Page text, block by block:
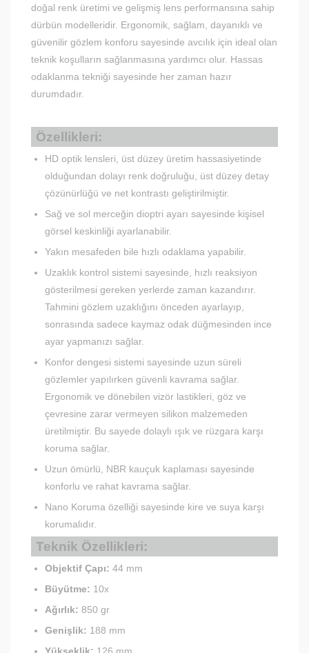
doğal renk üretimi ve gelişmiş lens performansına sahip
dürbün modelleridir. Ergonomik, sağlam, dayanıklı ve
güvenilir gözlem konforu sayesinde avcılık için ideal olan
teknik koşulların sağlanmasına yardımcı olur. Hassas
odaklanma tekniği sayesinde her zaman hazır
durumdadır.
Özellikleri:
HD optik lensleri, üst düzey üretim hassasiyetinde
olduğundan dolayı renk doğruluğu, üst düzey detay
çözünürlüğü ve net kontrastı geliştirilmiştir.
Sağ ve sol merceğin dioptri ayarı sayesinde kişisel
görsel keskinliği ayarlanabilir.
Yakın mesafeden bile hızlı odaklama yapabilir.
Uzaklık kontrol sistemi sayesinde, hızlı reaksiyon
gösterilmesi gereken yerlerde zaman kazandırır.
Tahmini gözlem uzaklığını önceden ayarlayıp,
sonrasında sadece kaymaz odak düğmesinden ince
ayar yapmanızı sağlar.
Konfor dengesi sistemi sayesinde uzun süreli
gözlemler yapılırken güvenli kavrama sağlar.
Ergonomik ve dönebilen vizör lastikleri, göz ve
çevresine zarar vermeyen silikon malzemeden
üretilmiştir. Bu sayede dolaylı ışık ve rüzgara karşı
koruma sağlar.
Uzun ömürlü, NBR kauçuk kaplaması sayesinde
konforlu ve rahat kavrama sağlar.
Nano Koruma özelliği sayesinde kire ve suya karşı
korumalıdır.
Teknik Özellikleri:
Objektif Çapı: 44 mm
Büyütme: 10x
Ağırlık: 850 gr
Genişlik: 188 mm
Yükseklik: 126 mm